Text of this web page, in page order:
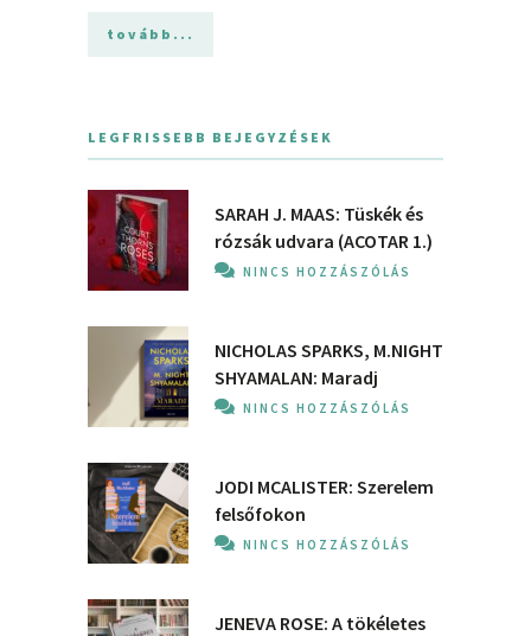
tovább...
LEGFRISSEBB BEJEGYZÉSEK
SARAH J. MAAS: Tüskék és
rózsák udvara (ACOTAR 1.)
NINCS HOZZÁSZÓLÁS
NICHOLAS SPARKS, M.NIGHT
SHYAMALAN: Maradj
NINCS HOZZÁSZÓLÁS
JODI MCALISTER: Szerelem
felsőfokon
NINCS HOZZÁSZÓLÁS
JENEVA ROSE: A ​tökéletes